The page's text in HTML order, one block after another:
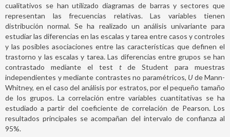
cualitativos se han utilizado diagramas de barras y sectores que
representan las frecuencias relativas. Las variables tienen
distribución normal. Se ha realizado un análisis univariante para
estudiar las diferencias en las escalas y tarea entre casos y controles
y las posibles asociaciones entre las características que definen el
trastorno y las escalas y tarea. Las diferencias entre grupos se han
contrastado mediante el test tde Student para muestras
independientes y mediante contrastes no paramétricos, Ude Mann-
Whitney, en el caso del análisis por estratos, por el pequeño tamaño
de los grupos. La correlación entre variables cuantitativas se ha
estudiado a partir del coeficiente de correlación de Pearson. Los
resultados principales se acompañan del intervalo de confianza al
95%.